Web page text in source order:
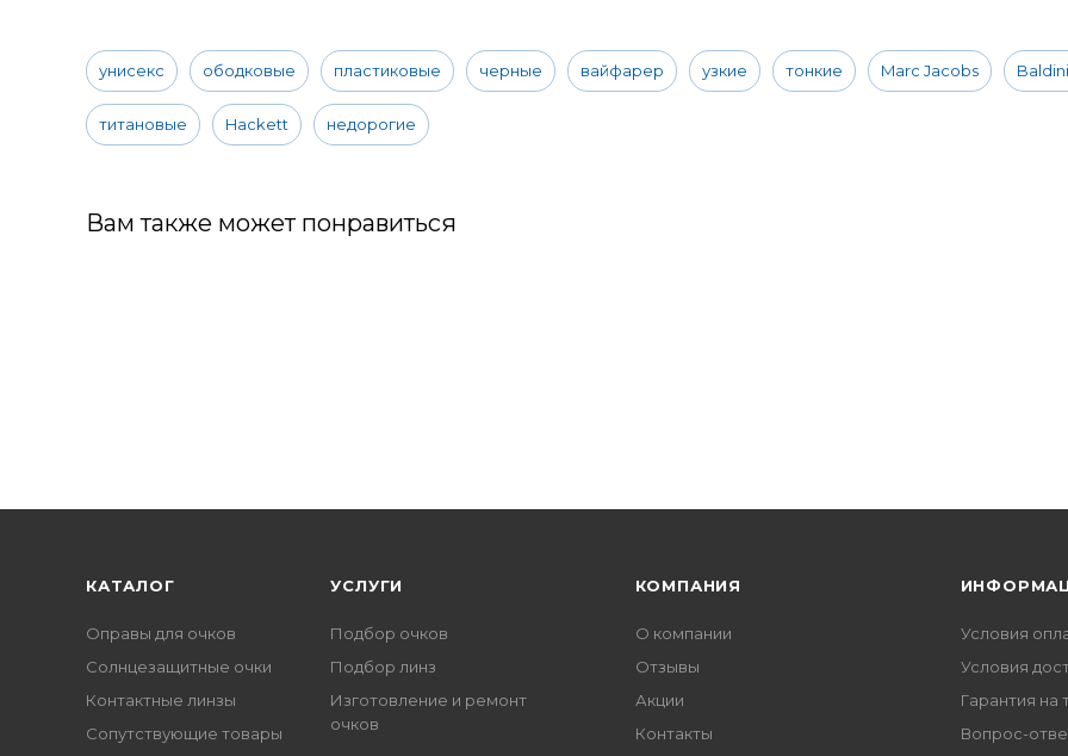
унисекс ободковые пластиковые черные вайфарер узкие тонкие Marc Jacobs
титановые Hackett недорогие
Вам также может понравиться
КАТАЛОГ
Оправы для очков
Солнцезащитные очки
Контактные линзы
Сопутствующие товары
УСЛУГИ
Подбор очков
Подбор линз
Изготовление и ремонт
очков
КОМПАНИЯ
О компании
Отзывы
Акции
Контакты
Условия
Условия
Гарантия на
Вопрос-